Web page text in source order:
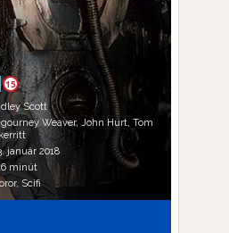
15
Scott
Weaver, John Hurt, Tom
január 2018
minút
Scifi